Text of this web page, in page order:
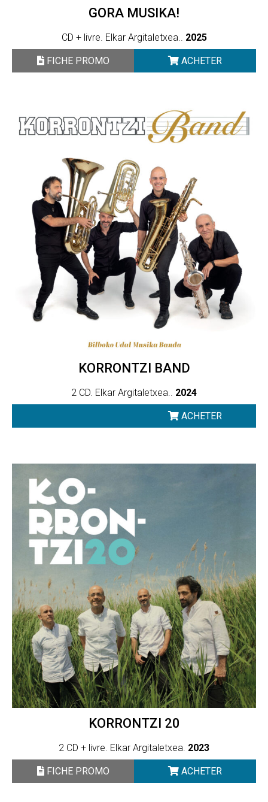
GORA MUSIKA!
CD + livre. Elkar Argitaletxea.. 2025
FICHE PROMO ACHETER
KORRONTZI BAND
2 CD. Elkar Argitaletxea.. 2024
ACHETER
KORRONTZI 20
2 CD + livre. Elkar Argitaletxea. 2023
FICHE PROMO ACHETER